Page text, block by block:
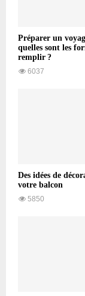
Préparer un
quelles sont les
remplir ?
6037
Des idées de
votre balcon
5850